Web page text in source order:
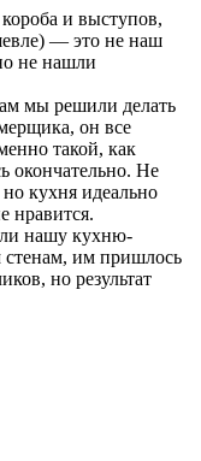
и выступов,
— это не наш
не нашли
мы решили делать
он все
такой, как
окончательно. Не
кухня идеально
нравится.
нашу кухню-
им пришлось
но результат